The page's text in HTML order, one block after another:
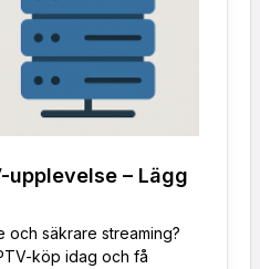
upplevelse – Lägg
och säkrare streaming?
köp idag och få